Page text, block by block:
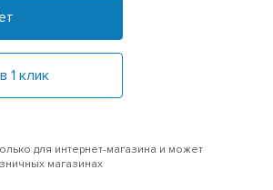
1 клик
для интернет-магазина и может
магазинах